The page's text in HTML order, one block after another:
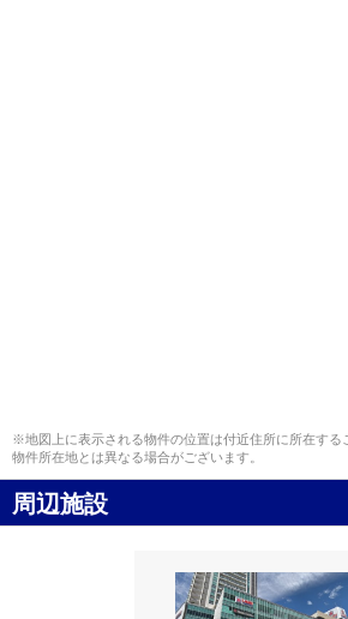
※地図上に表示される物件の位置は付近住所に所在する
物件所在地とは異なる場合がございます。
周辺施設